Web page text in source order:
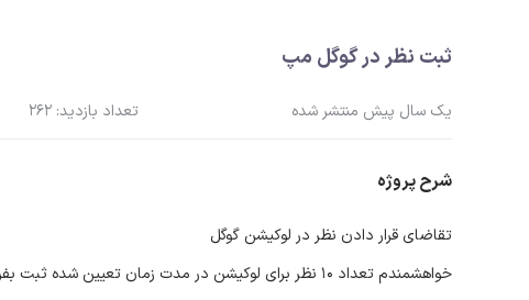
ثبت نظر در گوگل مپ
یک سال پیش منتشر شده تعداد بازدید: 262
شرح پروژه
تقاضای قرار دادن نظر در لوکیشن گوگل
خواهشمندم تعداد ۱۰ نظر برای لوکیشن در مدت زمان تعیین شده ثبت بفرمایید